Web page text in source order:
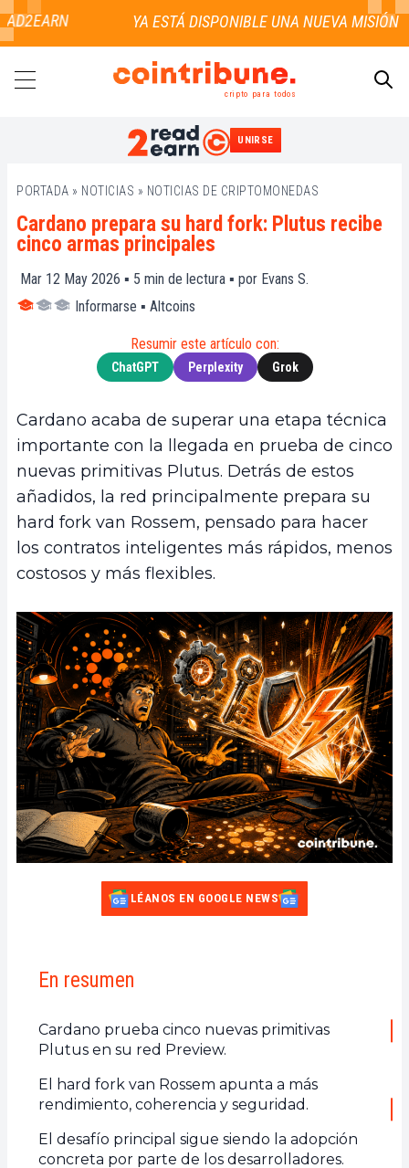
cripto para todos
UNIRSE
PORTADA » NOTICIAS » NOTICIAS DE CRIPTOMONEDAS
Cardano prepara su hard fork: Plutus recibe
cinco armas principales
Mar 12 May 2026 ▪ 5 min de lectura ▪ por Evans S.
Informarse ▪ Altcoins
Resumir este artículo con:
ChatGPT Perplexity Grok
Cardano acaba de superar una etapa técnica
importante con la llegada en prueba de cinco
nuevas primitivas Plutus. Detrás de estos
añadidos, la red principalmente prepara su
hard fork van Rossem, pensado para hacer
los contratos inteligentes más rápidos, menos
costosos y más flexibles.
LÉANOS EN GOOGLE NEWS
En resumen
Cardano prueba cinco nuevas primitivas
Plutus en su red Preview.
El hard fork van Rossem apunta a más
rendimiento, coherencia y seguridad.
El desafío principal sigue siendo la adopción
concreta por parte de los desarrolladores.